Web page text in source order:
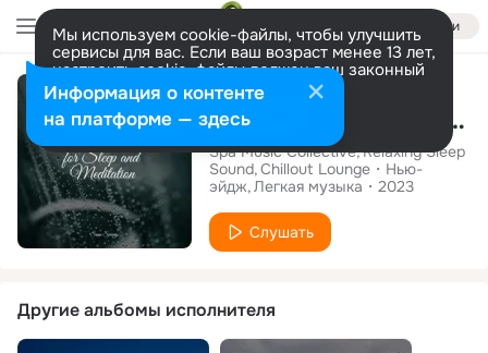
Войти
Мы используем cookie-файлы, чтобы улучшить
сервисы для вас. Если ваш возраст менее 13 лет,
настроить cookie-файлы должен ваш законный
представитель. Больше информации
Разрешить все Настроить Nature Sounds for Sleep and Meditation
Spa Music Collective Relaxing Sleep
Sound Chillout Lounge
Нью-
эйдж Легкая музыка 2023
Слушать
Другие альбомы исполнителя
Информация о контенте
на платформе — здесь